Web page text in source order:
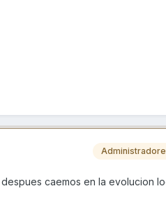
caemos en la evolucion